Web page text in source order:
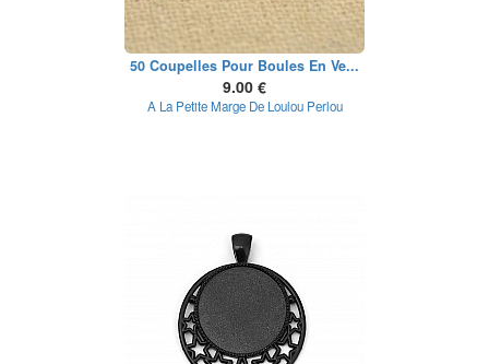
50 Coupelles Pour Boules En Ve...
9.00 €
A La Petite Marge De Loulou Perlou